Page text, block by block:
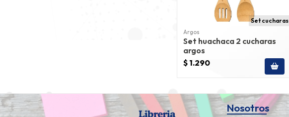
Set cucharas
Argos
Set huachaca 2 cucharas
argos
$ 1.290
Nosotros